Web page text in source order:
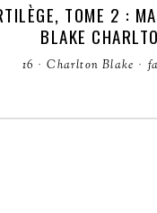
TOME 2 :
BLAKE
16 · Charlton Blake ·